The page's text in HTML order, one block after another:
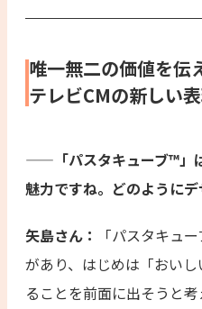
唯一無二の価値を伝
テレビCMの新しい
——「パスタキューブ™」
魅力ですね。どのように
矢島さん：
「パスタキュ
があり、はじめは「おい
ることを前面に出そうと